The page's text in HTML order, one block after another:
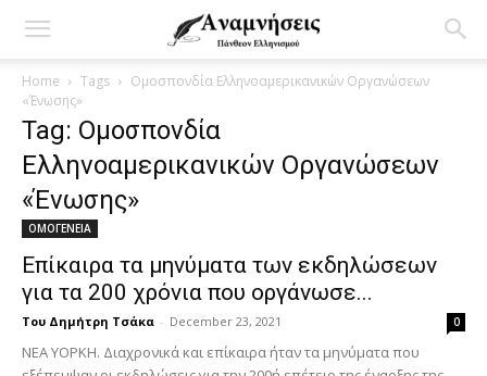
Home Tags
Ομοσπονδία Ελληνοαμερικανικών Οργανώσεων
«Ένωσης»
Tag: Ομοσπονδία
Ελληνοαμερικανικών Οργανώσεων
«Ένωσης»
ΟΜΟΓΕΝΕΙΑ
Επίκαιρα τα μηνύματα των εκδηλώσεων
για τα 200 χρόνια που οργάνωσε...
Του Δημήτρη Τσάκα - December 23, 2021 0
ΝΕΑ ΥΟΡΚΗ. Διαχρονικά και επίκαιρα ήταν τα μηνύματα που